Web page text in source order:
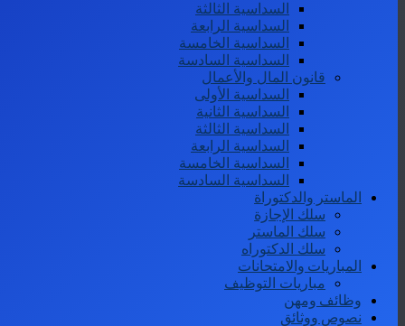
السداسية الثالثة
السداسية الرابعة
السداسية الخامسة
السداسية السادسة
قانون المال والأعمال
السداسية الأولى
السداسية الثانية
السداسية الثالثة
السداسية الرابعة
السداسية الخامسة
السداسية السادسة
الماستر والدكتوراة
سلك الإجازة
سلك الماستر
سلك الدكتوراه
المباريات والامتحانات
مباريات التوظيف
وظائف ومهن
نصوص ووثائق